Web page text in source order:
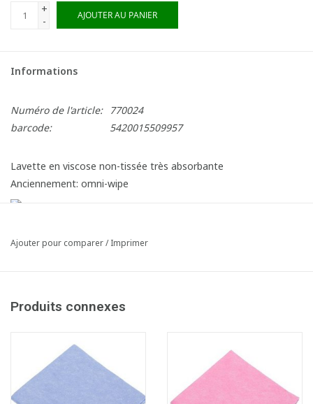
+
-
AJOUTER AU PANIER
Informations
Numéro de l'article:
770024
barcode:
5420015509957
Lavette en viscose non-tissée très absorbante
Anciennement: omni-wipe
Fiche produit
Ajouter pour comparer/Imprimer
Produits connexes